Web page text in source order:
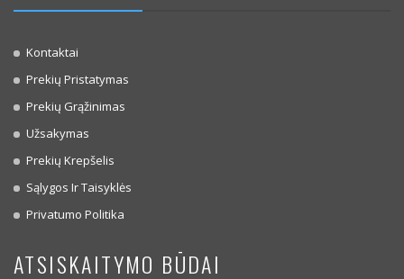
Kontaktai
Prekių Pristatymas
Prekių Grąžinimas
Užsakymas
Prekių Krepšelis
Sąlygos Ir Taisyklės
Privatumo Politika
ATSISKAITYMO BŪDAI